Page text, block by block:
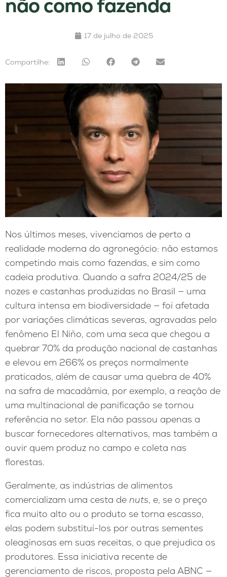
não como fazenda
17 de julho de 2025
Compartilhe:
Nos últimos meses, vivenciamos de perto a
realidade moderna do agronegócio: não estamos
competindo mais como fazendas, e sim como
cadeia produtiva. Quando a safra 2024/25 de
nozes e castanhas produzidas no Brasil — uma
cultura intensa em biodiversidade — foi afetada
por variações climáticas severas, agravadas pelo
fenômeno El Niño, com uma seca que chegou a
quebrar 70% da produção nacional de castanhas
e elevou em 266% os preços normalmente
praticados, além de causar uma quebra de 40%
na safra de macadâmia, por exemplo, a reação de
uma multinacional de panificação se tornou
referência no setor. Ela não passou apenas a
buscar fornecedores alternativos, mas também a
ouvir quem produz no campo e coleta nas
florestas.
Geralmente, as indústrias de alimentos
comercializam uma cesta de nuts, e, se o preço
fica muito alto ou o produto se torna escasso,
elas podem substituí-los por outras sementes
oleaginosas em suas receitas, o que prejudica os
produtores. Essa iniciativa recente de
gerenciamento de riscos, proposta pela ABNC —